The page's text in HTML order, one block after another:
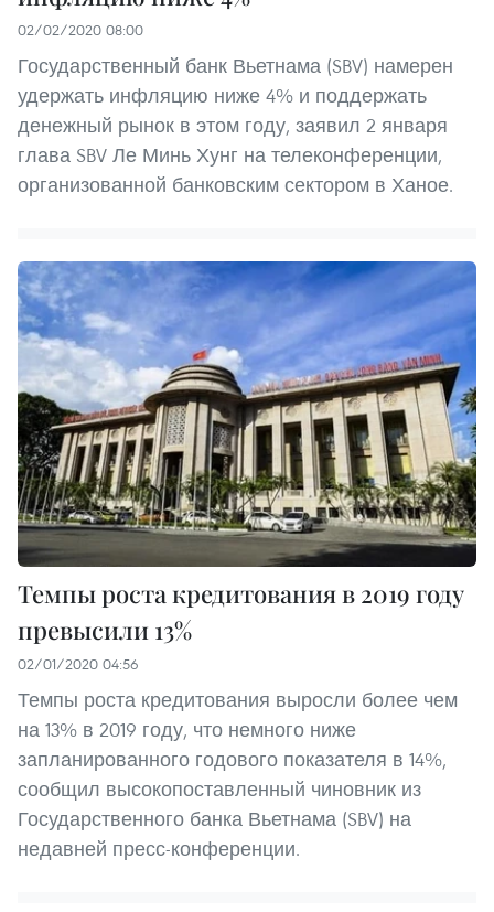
02/02/2020 08:00
Государственный банк Вьетнама (SBV) намерен
удержать инфляцию ниже 4% и поддержать
денежный рынок в этом году, заявил 2 января
глава SBV Ле Минь Хунг на телеконференции,
организованной банковским сектором в Ханое.
Темпы роста кредитования в 2019 году
превысили 13%
02/01/2020 04:56
Темпы роста кредитования выросли более чем
на 13% в 2019 году, что немного ниже
запланированного годового показателя в 14%,
сообщил высокопоставленный чиновник из
Государственного банка Вьетнама (SBV) на
недавней пресс-конференции.